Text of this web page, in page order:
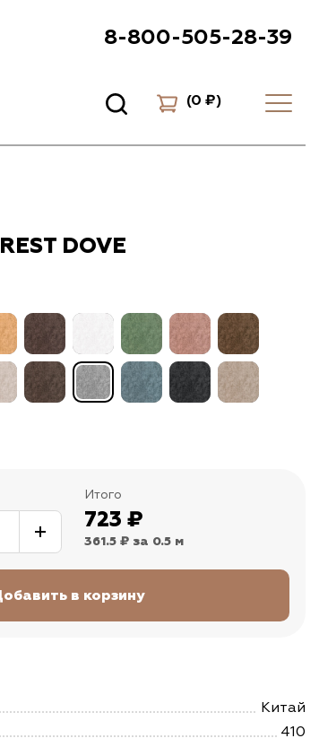
8-800-505-28-39
(0 ₽)
DOVE
Итого
723 ₽
361.5 ₽ за 0.5 м
Китай
410